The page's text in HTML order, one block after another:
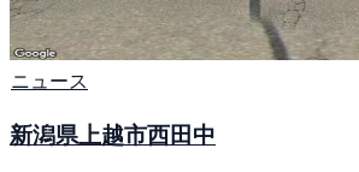
ニュース
新潟県上越市西田中